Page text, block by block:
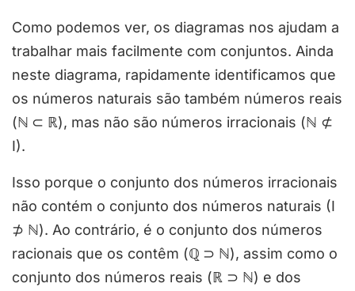
Como podemos ver, os diagramas nos ajudam a
trabalhar mais facilmente com conjuntos. Ainda
neste diagrama, rapidamente identificamos que
os números naturais são também números reais
(ℕ ⊂ ℝ), mas não são números irracionais (ℕ ⊄
I).
Isso porque o conjunto dos números irracionais
não contém o conjunto dos números naturais (I
⊅ ℕ). Ao contrário, é o conjunto dos números
racionais que os contêm (ℚ ⊃ ℕ), assim como o
conjunto dos números reais (ℝ ⊃ ℕ) e dos